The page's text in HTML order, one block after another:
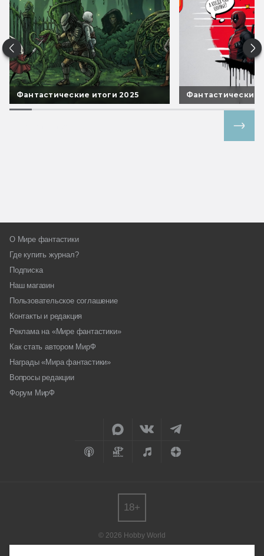
Фантастические итоги 2025 Фантастические
О Мире фантастики
Где купить журнал?
Подписка
Наш магазин
Пользовательское соглашение
Контакты и редакция
Реклама на «Мире фантастики»
Как стать автором МирФ
Награды «Мира фантастики»
Вопросы редакции
Форум МирФ
© 2026 Hobby World
18+